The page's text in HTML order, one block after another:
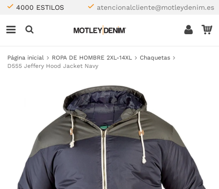
4000 ESTILOS atencionalcliente@motleydenim.es
Página inicial ROPA DE HOMBRE 2XL-14XL
Chaquetas
D555 Jeffery Hood Jacket Navy